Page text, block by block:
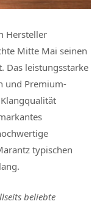
Hersteller
Mitte Mai seinen
Das leistungsstarke
und Premium-
typischen
beliebte